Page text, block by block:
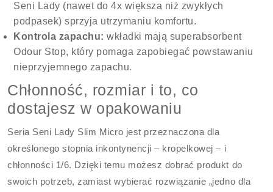
Seni Lady (nawet do 4x większa niż zwykłych
podpasek) sprzyja utrzymaniu komfortu.
Kontrola zapachu: wkładki mają superabsorbent
Odour Stop, który pomaga zapobiegać powstawaniu
nieprzyjemnego zapachu.
Chłonność, rozmiar i to, co
dostajesz w opakowaniu
Seria Seni Lady Slim Micro jest przeznaczona dla
określonego stopnia inkontynencji – kropelkowej – i
chłonności 1/6. Dzięki temu możesz dobrać produkt do
swoich potrzeb, zamiast wybierać rozwiązanie „jedno dla